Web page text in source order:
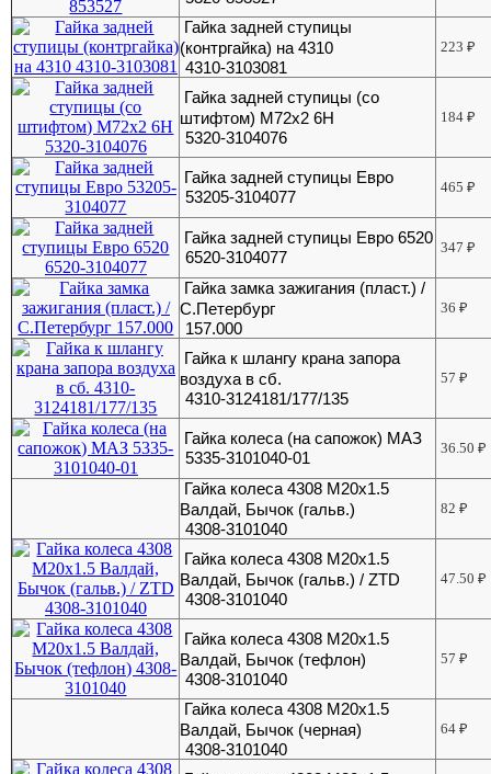
Гайка задней ступицы
(контргайка) на 4310
4310-3103081
223₽
Гайка задней ступицы (со
штифтом) М72х2 6Н
5320-3104076
184₽
Гайка задней ступицы Евро
53205-3104077
465₽
Гайка задней ступицы Евро 6520
6520-3104077
347₽
Гайка замка зажигания (пласт.) /
С.Петербург
157.000
36₽
Гайка к шлангу крана запора
воздуха в сб.
4310-3124181/177/135
57₽
Гайка колеса (на сапожок) МАЗ
5335-3101040-01
36.50₽
Гайка колеса 4308 М20х1.5
Валдай, Бычок (гальв.)
4308-3101040
82₽
Гайка колеса 4308 М20х1.5
Валдай, Бычок (гальв.) / ZTD
4308-3101040
47.50₽
Гайка колеса 4308 М20х1.5
Валдай, Бычок (тефлон)
4308-3101040
57₽
Гайка колеса 4308 М20х1.5
Валдай, Бычок (черная)
4308-3101040
64₽